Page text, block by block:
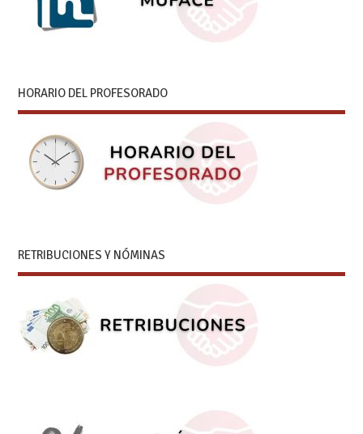
HORARIO DEL PROFESORADO
RETRIBUCIONES Y NÓMINAS